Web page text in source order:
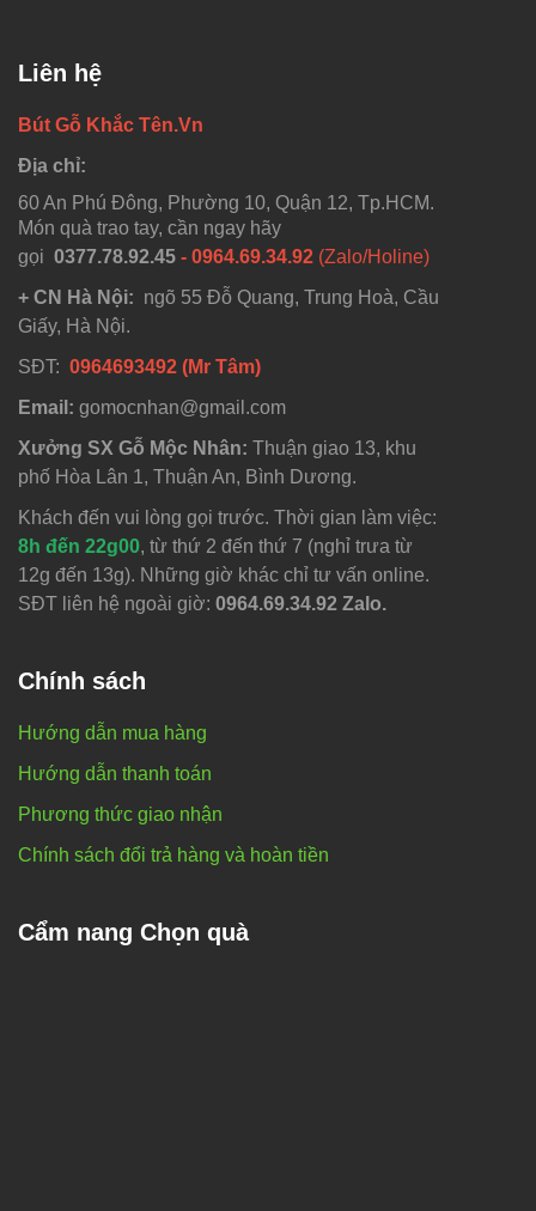
Liên hệ
Bút Gỗ Khắc Tên.Vn
Địa chỉ:
60 An Phú Đông, Phường 10, Quận 12, Tp.HCM.
Món quà trao tay, cần ngay hãy
gọi 0377.78.92.45 - 0964.69.34.92 (Zalo/Holine)
+ CN Hà Nội: ngõ 55 Đỗ Quang, Trung Hoà, Cầu
Giấy, Hà Nội.
SĐT: 0964693492 (Mr Tâm)
Email: gomocnhan@gmail.com
Xưởng SX Gỗ Mộc Nhân: Thuận giao 13, khu
phố Hòa Lân 1, Thuận An, Bình Dương.
Khách đến vui lòng gọi trước. Thời gian làm việc:
8h đến 22g00, từ thứ 2 đến thứ 7 (nghỉ trưa từ
12g đến 13g). Những giờ khác chỉ tư vấn online.
SĐT liên hệ ngoài giờ: 0964.69.34.92 Zalo.
Chính sách
Hướng dẫn mua hàng
Hướng dẫn thanh toán
Phương thức giao nhận
Chính sách đổi trả hàng và hoàn tiền
Cẩm nang Chọn quà